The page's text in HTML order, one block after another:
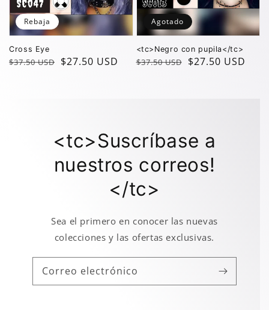
Cross Eye
Precio
$37.50 USD
Precio
$27.50 USD
Rebaja
<tc>Negro con pupila</tc>
Precio
$37.50 USD
Precio
$27.50 USD
Agotado
<tc>Suscríbase a
nuestros correos!
</tc>
Sea el primero en conocer las nuevas
colecciones y las ofertas exclusivas.
Correo electrónico